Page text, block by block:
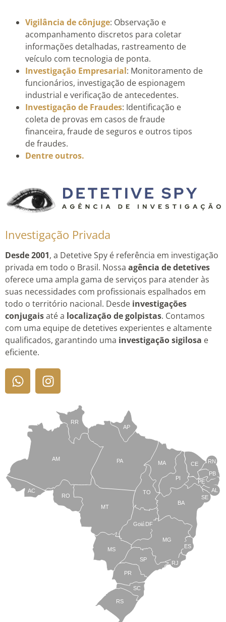
Vigilância de cônjuge: Observação e
acompanhamento discretos para coletar
informações detalhadas, rastreamento de
veículo com tecnologia de ponta.
Investigação Empresarial: Monitoramento de
funcionários, investigação de espionagem
industrial e verificação de antecedentes.
Investigação de Fraudes: Identificação e
coleta de provas em casos de fraude
financeira, fraude de seguros e outros tipos
de fraudes.
Dentre outros.
Investigação Privada
Desde 2001, a Detetive Spy é referência em investigação
privada em todo o Brasil. Nossa agência de detetives
oferece uma ampla gama de serviços para atender às
suas necessidades com profissionais espalhados em
todo o território nacional. Desde investigações
conjugaisaté a localização de golpistas. Contamos
com uma equipe de detetives experientes e altamente
qualificados, garantindo uma investigação sigilosa e
eficiente.
TO
BA
SE
PE
AL
RN
CE
PI
MA
AP
PA
RR
AM
AC
RO
MT
MS
Goiás
PR
SC
RS
SP
MG
RJ
ES
DF
PB